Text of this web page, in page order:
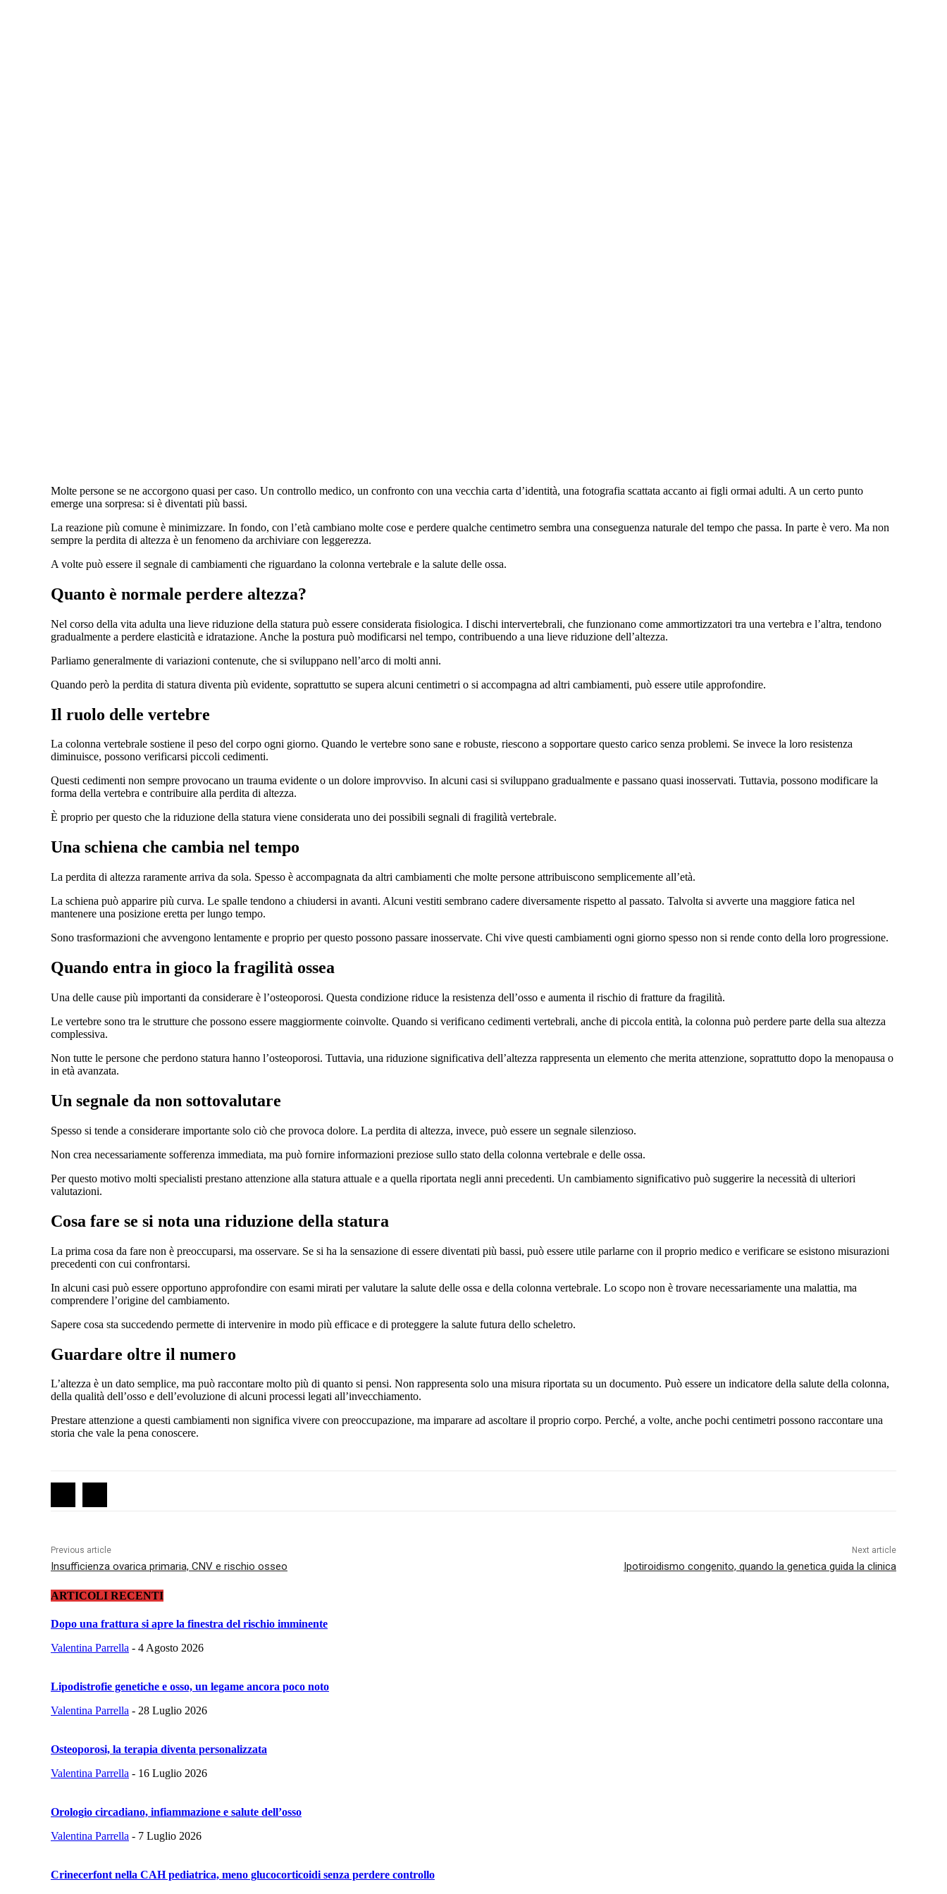
Molte persone se ne accorgono quasi per caso. Un controllo medico, un confronto con una vecchia carta d’identità, una fotografia scattata accanto ai figli ormai adulti. A un certo punto
emerge una sorpresa: si è diventati più bassi.
La reazione più comune è minimizzare. In fondo, con l’età cambiano molte cose e perdere qualche centimetro sembra una conseguenza naturale del tempo che passa. In parte è vero. Ma non
sempre la perdita di altezza è un fenomeno da archiviare con leggerezza.
A volte può essere il segnale di cambiamenti che riguardano la colonna vertebrale e la salute delle ossa.
Quanto è normale perdere altezza?
Nel corso della vita adulta una lieve riduzione della statura può essere considerata fisiologica. I dischi intervertebrali, che funzionano come ammortizzatori tra una vertebra e l’altra, tendono
gradualmente a perdere elasticità e idratazione. Anche la postura può modificarsi nel tempo, contribuendo a una lieve riduzione dell’altezza.
Parliamo generalmente di variazioni contenute, che si sviluppano nell’arco di molti anni.
Quando però la perdita di statura diventa più evidente, soprattutto se supera alcuni centimetri o si accompagna ad altri cambiamenti, può essere utile approfondire.
Il ruolo delle vertebre
La colonna vertebrale sostiene il peso del corpo ogni giorno. Quando le vertebre sono sane e robuste, riescono a sopportare questo carico senza problemi. Se invece la loro resistenza
diminuisce, possono verificarsi piccoli cedimenti.
Questi cedimenti non sempre provocano un trauma evidente o un dolore improvviso. In alcuni casi si sviluppano gradualmente e passano quasi inosservati. Tuttavia, possono modificare la
forma della vertebra e contribuire alla perdita di altezza.
È proprio per questo che la riduzione della statura viene considerata uno dei possibili segnali di fragilità vertebrale.
Una schiena che cambia nel tempo
La perdita di altezza raramente arriva da sola. Spesso è accompagnata da altri cambiamenti che molte persone attribuiscono semplicemente all’età.
La schiena può apparire più curva. Le spalle tendono a chiudersi in avanti. Alcuni vestiti sembrano cadere diversamente rispetto al passato. Talvolta si avverte una maggiore fatica nel
mantenere una posizione eretta per lungo tempo.
Sono trasformazioni che avvengono lentamente e proprio per questo possono passare inosservate. Chi vive questi cambiamenti ogni giorno spesso non si rende conto della loro progressione.
Quando entra in gioco la fragilità ossea
Una delle cause più importanti da considerare è l’osteoporosi. Questa condizione riduce la resistenza dell’osso e aumenta il rischio di fratture da fragilità.
Le vertebre sono tra le strutture che possono essere maggiormente coinvolte. Quando si verificano cedimenti vertebrali, anche di piccola entità, la colonna può perdere parte della sua altezza
complessiva.
Non tutte le persone che perdono statura hanno l’osteoporosi. Tuttavia, una riduzione significativa dell’altezza rappresenta un elemento che merita attenzione, soprattutto dopo la menopausa o
in età avanzata.
Un segnale da non sottovalutare
Spesso si tende a considerare importante solo ciò che provoca dolore. La perdita di altezza, invece, può essere un segnale silenzioso.
Non crea necessariamente sofferenza immediata, ma può fornire informazioni preziose sullo stato della colonna vertebrale e delle ossa.
Per questo motivo molti specialisti prestano attenzione alla statura attuale e a quella riportata negli anni precedenti. Un cambiamento significativo può suggerire la necessità di ulteriori
valutazioni.
Cosa fare se si nota una riduzione della statura
La prima cosa da fare non è preoccuparsi, ma osservare. Se si ha la sensazione di essere diventati più bassi, può essere utile parlarne con il proprio medico e verificare se esistono misurazioni
precedenti con cui confrontarsi.
In alcuni casi può essere opportuno approfondire con esami mirati per valutare la salute delle ossa e della colonna vertebrale. Lo scopo non è trovare necessariamente una malattia, ma
comprendere l’origine del cambiamento.
Sapere cosa sta succedendo permette di intervenire in modo più efficace e di proteggere la salute futura dello scheletro.
Guardare oltre il numero
L’altezza è un dato semplice, ma può raccontare molto più di quanto si pensi. Non rappresenta solo una misura riportata su un documento. Può essere un indicatore della salute della colonna,
della qualità dell’osso e dell’evoluzione di alcuni processi legati all’invecchiamento.
Prestare attenzione a questi cambiamenti non significa vivere con preoccupazione, ma imparare ad ascoltare il proprio corpo. Perché, a volte, anche pochi centimetri possono raccontare una
storia che vale la pena conoscere.
Previous article
Insufficienza ovarica primaria, CNV e rischio osseo
Next article
Ipotiroidismo congenito, quando la genetica guida la clinica
ARTICOLI RECENTI
Dopo una frattura si apre la finestra del rischio imminente
Valentina Parrella - 4 Agosto 2026
Lipodistrofie genetiche e osso, un legame ancora poco noto
Valentina Parrella - 28 Luglio 2026
Osteoporosi, la terapia diventa personalizzata
Valentina Parrella - 16 Luglio 2026
Orologio circadiano, infiammazione e salute dell’osso
Valentina Parrella - 7 Luglio 2026
Crinecerfont nella CAH pediatrica, meno glucocorticoidi senza perdere controllo